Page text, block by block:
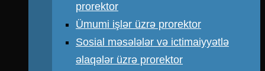
prorektor
Ümumi işlər üzrə prorektor
Sosial məsələlər və ictimaiyyətlə
əlaqələr üzrə prorektor